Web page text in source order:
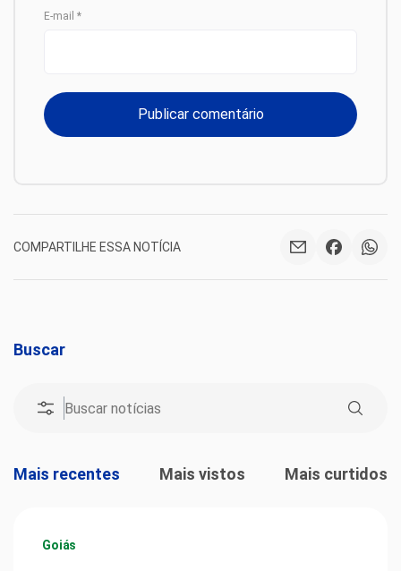
E-mail *
COMPARTILHE ESSA NOTÍCIA
Buscar
Mais recentes Mais vistos Mais curtidos
Goiás